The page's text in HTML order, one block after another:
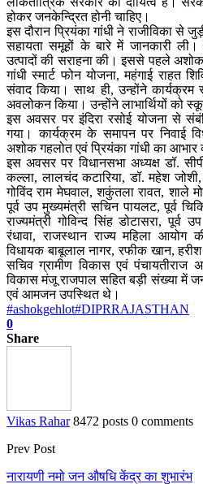
होकर जनकेन्द्रित होनी चाहिए।
इस दौरान प्रियंका गांधी ने राजीविका से
सहायता समूहों के बारे में जानकारी ली।
उत्पादों की सराहना की। इससे पहले अशोक
गांधी स्मार्ट फोन योजना, महंगाई राहत
संवाद किया। साथ ही, उन्होंने
अवलोकन किया। उन्होंने लाभार्थियों को
इस अवसर पर इंदिरा रसोई योजना से
गया। कार्यक्रम के समापन पर निवाई
अशोक गहलोत एवं प्रियंका गांधी का आभार
इस अवसर पर विधानसभा अध्यक्ष डॉ.
कल्ला, लालचंद कटारिया, डॉ. महेश
गोविंद राम मेघवाल, शकुंतला रावत, शाले
पूर्व उप मुख्यमंत्री सचिन पायलट, पूर्व
राज्यमंत्री गोविन्द सिंह डोटासरा,
रंधावा, राजस्थान राज्य महिला आयोग
विधायक बाबूलाल नागर, रफीक खान,
सचिव ग्रामीण विकास एवं पंचायतीराज
विकास मंजू राजपाल सहित बड़ी संख्या में
एवं आमजन उपस्थित थे।
#ashokgehlot#DIPRRAJASTHAN
0
Share
Vikas Rahar 8472 posts 0 comments
Prev Post
नारायणी नमो जन औषधि केंद्र का शुभारंभ